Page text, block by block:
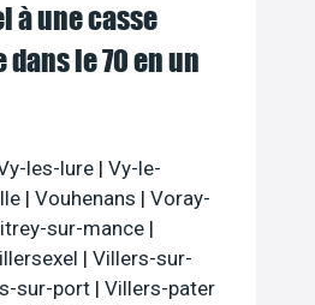
à une casse
le 70 en un
les-lure | Vy-le-
| Vouhenans | Voray-
sur-mance |
| Villers-sur-
sur-port | Villers-pater